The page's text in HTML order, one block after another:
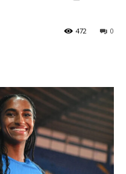
0
472